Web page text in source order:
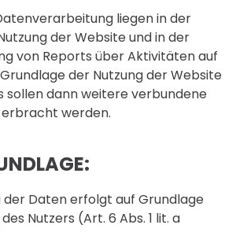
liegen in der
der Website und in der
von Reports über Aktivitäten auf
der Nutzung der Website
sollen dann weitere verbundene
werden.
der Daten erfolgt auf Grundlage
Nutzers (Art. 6 Abs. 1 lit. a